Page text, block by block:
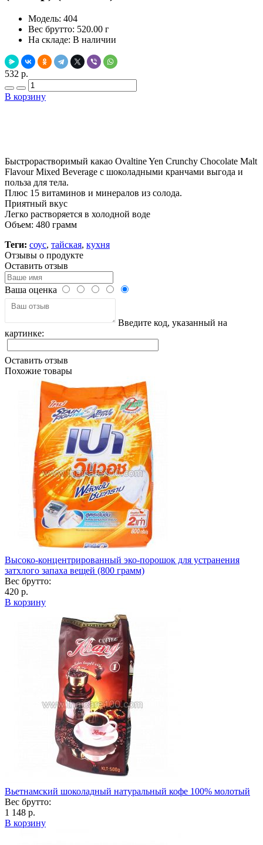
Модель: 404
Вес брутто: 520.00 г
На складе: В наличии
532 р.
В корзину
Быстрорастворимый какао Ovaltine Yen Crunchy Chocolate Malt
Flavour Mixed Beverage с шоколадными кранчами выгода и
польза для тела.
Плюс 15 витаминов и минералов из солода.
Приятный вкус
Легко растворяется в холодной воде
Объем: 480 грамм
Теги: соус, тайская, кухня
Отзывы о продукте
Оставить отзыв
Ваша оценка
Введите код, указанный на
картинке:
Оставить отзыв
Похожие товары
Высоко-концентрированный эко-порошок для устранения
затхлого запаха вещей (800 грамм)
Вес брутто:
420 р.
В корзину
Вьетнамский шоколадный натуральный кофе 100% молотый
Вес брутто:
1 148 р.
В корзину